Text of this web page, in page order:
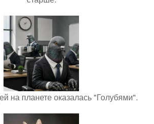
на планете оказалась "Голубями".